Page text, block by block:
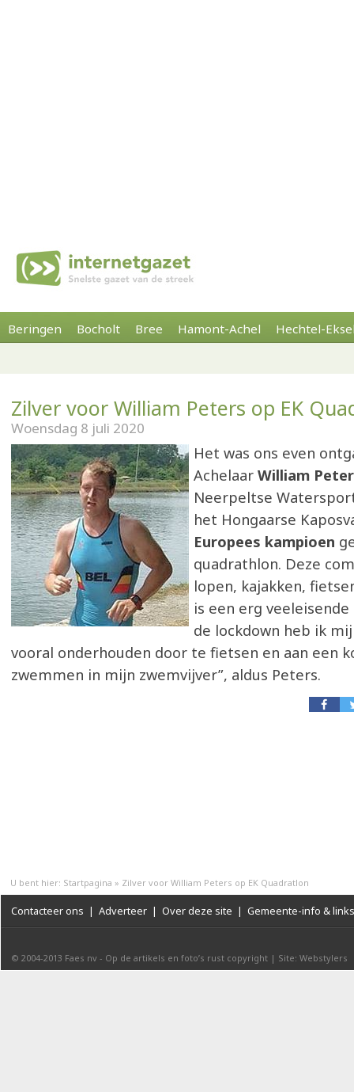
Beringen Bocholt Bree Hamont-Achel Hechtel-
Zilver voor William Peters op EK
Woensdag 8 juli 2020
Het was ons even
Achelaar William
Neerpeltse
het Hongaarse
Europees kampioen
quadrathlon. Deze
lopen, kajakken,
is een erg
de lockdown heb ik
vooral onderhouden door te fietsen en aan een
zwemmen in mijn zwemvijver”, aldus Peters.
U bent hier: Startpagina » Zilver voor William Peters op EK Quadratlon
Contacteer ons | Adverteer | Over deze site | Gemeente-info & links
© 2004-2013 Faes nv - Op de artikels en foto’s rust copyright | Site: Webstylers